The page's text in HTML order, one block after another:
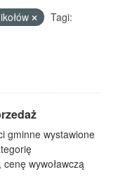
Tagi:
gminne wystawione
wywoławczą